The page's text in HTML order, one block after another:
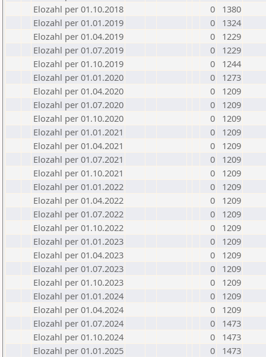
Elozahl per 01.10.2018
0
1380
Elozahl per 01.01.2019
0
1324
Elozahl per 01.04.2019
0
1229
Elozahl per 01.07.2019
0
1229
Elozahl per 01.10.2019
0
1244
Elozahl per 01.01.2020
0
1273
Elozahl per 01.04.2020
0
1209
Elozahl per 01.07.2020
0
1209
Elozahl per 01.10.2020
0
1209
Elozahl per 01.01.2021
0
1209
Elozahl per 01.04.2021
0
1209
Elozahl per 01.07.2021
0
1209
Elozahl per 01.10.2021
0
1209
Elozahl per 01.01.2022
0
1209
Elozahl per 01.04.2022
0
1209
Elozahl per 01.07.2022
0
1209
Elozahl per 01.10.2022
0
1209
Elozahl per 01.01.2023
0
1209
Elozahl per 01.04.2023
0
1209
Elozahl per 01.07.2023
0
1209
Elozahl per 01.10.2023
0
1209
Elozahl per 01.01.2024
0
1209
Elozahl per 01.04.2024
0
1209
Elozahl per 01.07.2024
0
1473
Elozahl per 01.10.2024
0
1473
Elozahl per 01.01.2025
0
1473